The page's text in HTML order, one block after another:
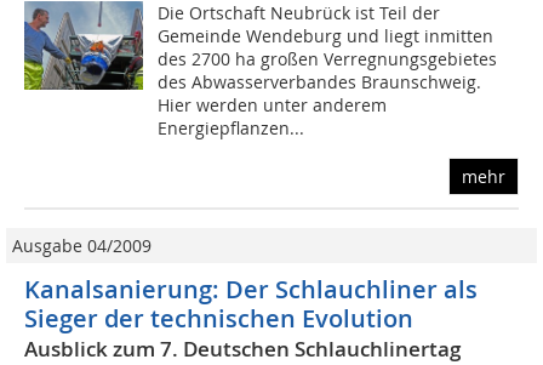
Die Ortschaft Neubrück ist Teil der
Gemeinde Wendeburg und liegt inmitten
des 2700 ha großen Verregnungsgebietes
des Abwasserverbandes Braunschweig.
Hier werden unter anderem
Energiepflanzen...
mehr
Ausgabe 04/2009
Kanalsanierung: Der Schlauchliner als
Sieger der technischen Evolution
Ausblick zum 7. Deutschen Schlauchlinertag